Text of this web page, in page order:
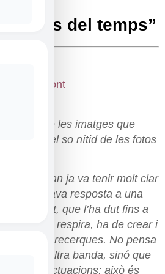
del temps”
de les imatges que
distingeix el so nítid de les fotos
quan ja va tenir molt clar
que donava resposta a una
que l’ha dut fins a
que respira, ha de crear i
pròpies recerques. No pensa
a l’altra banda, sinó que
sobreactuacions; això és